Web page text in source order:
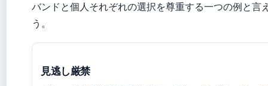
バンドと個人それぞれの選択を尊重する一つの例と言
う。
見逃し厳禁